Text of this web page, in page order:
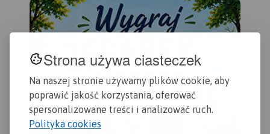
Strona używa ciasteczek
Na naszej stronie używamy plików cookie, aby
poprawić jakość korzystania, oferować
spersonalizowane treści i analizować ruch.
Polityka cookies